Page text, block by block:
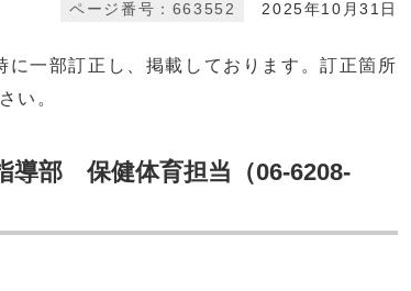
2025年10月31日
ページ番号：663552
一部訂正し、掲載しております。訂正箇所
い。
導部 保健体育担当（06-6208-